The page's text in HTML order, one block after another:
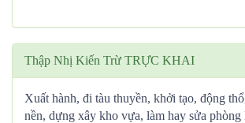
Thập Nhị Kiến Trừ TRỰC KHAI
Xuất hành, đi tàu thuyền, khởi tạo, động
nền, dựng xây kho vựa, làm hay sửa phòng